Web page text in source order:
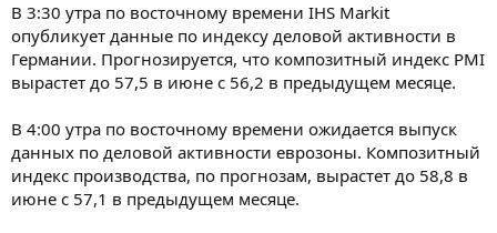
В 3:30 утра по восточному времени IHS Markit
опубликует данные по индексу деловой активности в
Германии. Прогнозируется, что композитный индекс PMI
вырастет до 57,5 в июне с 56,2 в предыдущем месяце.
В 4:00 утра по восточному времени ожидается выпуск
данных по деловой активности еврозоны. Композитный
индекс производства, по прогнозам, вырастет до 58,8 в
июне с 57,1 в предыдущем месяце.